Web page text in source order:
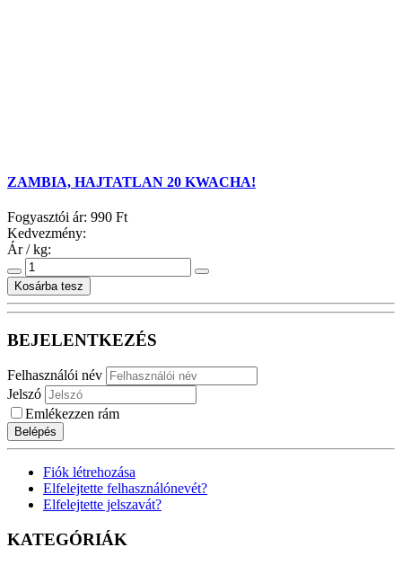
ZAMBIA, HAJTATLAN 20 KWACHA!
Fogyasztói ár: 990 Ft
Kedvezmény:
Ár / kg:
BEJELENTKEZÉS
Felhasználói név
Jelszó
Emlékezzen rám
Belépés
Fiók létrehozása
Elfelejtette felhasználónevét?
Elfelejtette jelszavát?
KATEGÓRIÁK